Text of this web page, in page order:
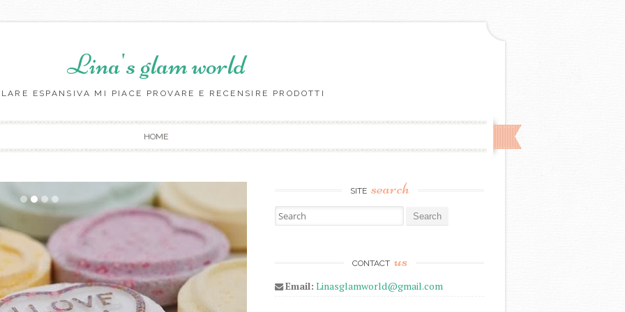
Lina's glam world
ESPANSIVA MI PIACE PROVARE E RECENSIRE PRODOTTI
HOME
SITE search
Search for:
CONTACT us
Email: Linasglamworld@gmail.com